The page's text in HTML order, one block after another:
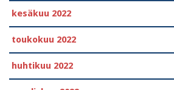
kesäkuu 2022
toukokuu 2022
huhtikuu 2022